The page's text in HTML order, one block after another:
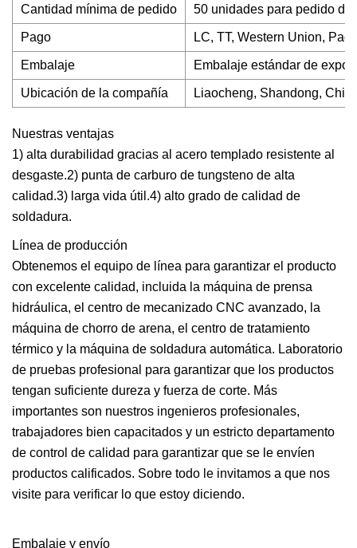
Cantidad mínima de pedido 50 unidades para pedido de
Pago LC, TT, Western Union,
Embalaje Embalaje estándar de
Ubicación de la compañía Liaocheng, Shandong,
Nuestras ventajas
1) alta durabilidad gracias al acero templado resistente al
desgaste.2) punta de carburo de tungsteno de alta
calidad.3) larga vida útil.4) alto grado de calidad de
soldadura.
Línea de producción
Obtenemos el equipo de línea para garantizar el producto
con excelente calidad, incluida la máquina de prensa
hidráulica, el centro de mecanizado CNC avanzado, la
máquina de chorro de arena, el centro de tratamiento
térmico y la máquina de soldadura automática. Laboratorio
de pruebas profesional para garantizar que los productos
tengan suficiente dureza y fuerza de corte. Más
importantes son nuestros ingenieros profesionales,
trabajadores bien capacitados y un estricto departamento
de control de calidad para garantizar que se le envíen
productos calificados. Sobre todo le invitamos a que nos
visite para verificar lo que estoy diciendo.
Embalaje y envío